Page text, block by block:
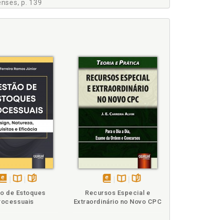
p. 139
nosso tempo, p. 103
p. 132
primária, p. 180
dominação/sujeição, p. 163
p. 37
p. 55
de Estoques
em
na
Recursos Especial e
Extraordinário no Novo CPC